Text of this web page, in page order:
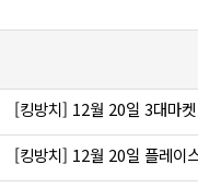
[킹방치] 12월 20일 3대마
[킹방치] 12월 20일 플레이